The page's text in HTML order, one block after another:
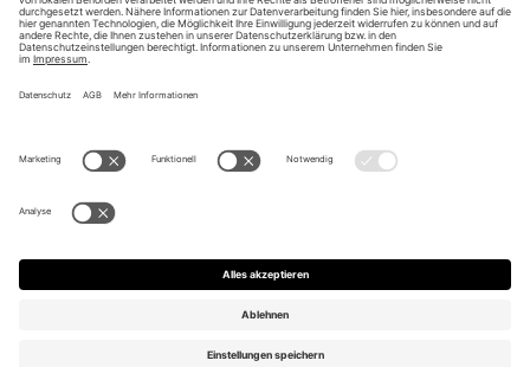
Unsere Partner